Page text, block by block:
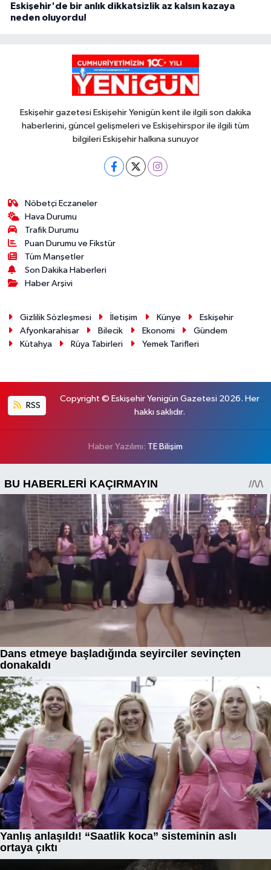
Eskişehir'de bir anlık dikkatsizlik az kalsın kazaya
neden oluyordu!
Eskişehir gazetesi Eskişehir Yenigün kent ile ilgili son dakika
haberlerini, güncel gelişmeleri ve Eskişehirspor ile ilgili tüm
bilgileri Eskişehir halkına sunuyor
Nöbetçi Eczaneler
Hava Durumu
Trafik Durumu
Puan Durumu ve Fikstür
Tüm Manşetler
Son Dakika Haberleri
Haber Arşivi
Gizlilik Sözleşmesi İletişim Künye
Eskişehir
Afyonkarahisar
Bilecik Ekonomi
Gündem
Kütahya
Rüya Tabirleri Yemek Tarifleri
RSS
Copyright © Eskişehir Yenigün Gazetesi 2026. Her
hakkı saklıdır.
Haber Yazılımı: TE Bilişim